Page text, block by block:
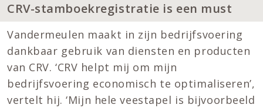
CRV-stamboekregistratie is een must
Vandermeulen maakt in zijn bedrijfsvoering
dankbaar gebruik van diensten en producten
van CRV. ‘CRV helpt mij om mijn
bedrijfsvoering economisch te optimaliseren’,
vertelt hij. ‘Mijn hele veestapel is bijvoorbeeld